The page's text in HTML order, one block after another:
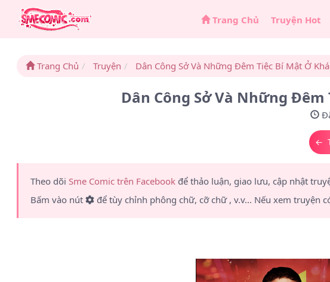
Trang Chủ Truyện Hot
Trang Chủ Truyện Dân Công Sở Và Những Đêm Tiệc Bí Mật Ở
Dân Công Sở Và Những Đêm
←
Theo dõi Sme Comic trên Facebook để thảo luận, giao lưu, cập nhật
Bấm vào nút
để tùy chỉnh phông chữ, cỡ chữ , v.v... Nếu xem truyện